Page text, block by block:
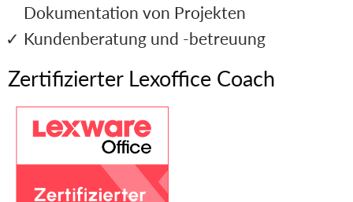
Dokumentation von Projekten
Kundenberatung und -betreuung
Zertifizierter Lexoffice Coach